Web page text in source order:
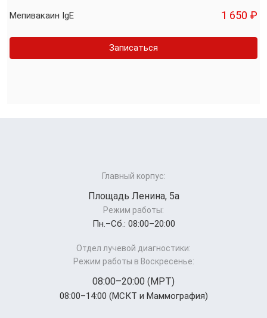
Мепивакаин IgE 1 650 ₽
Записаться
Главный корпус:
Площадь Ленина, 5а
Режим работы:
Пн.–Cб.: 08:00–20:00
Отдел лучевой диагностики:
Режим работы в Воскресенье:
08:00–20:00 (МРТ)
08:00–14:00 (МСКТ и Маммография)